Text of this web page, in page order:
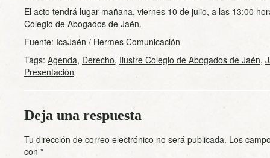
El acto tendrá lugar mañana, viernes 10 de julio, a las 13:00
Colegio de Abogados de Jaén.
Fuente: IcaJaén / Hermes Comunicación
Tags: Agenda, Derecho, Ilustre Colegio de Abogados de Jaén,
Presentación
Deja una respuesta
Tu dirección de correo electrónico no será publicada. Los
con *